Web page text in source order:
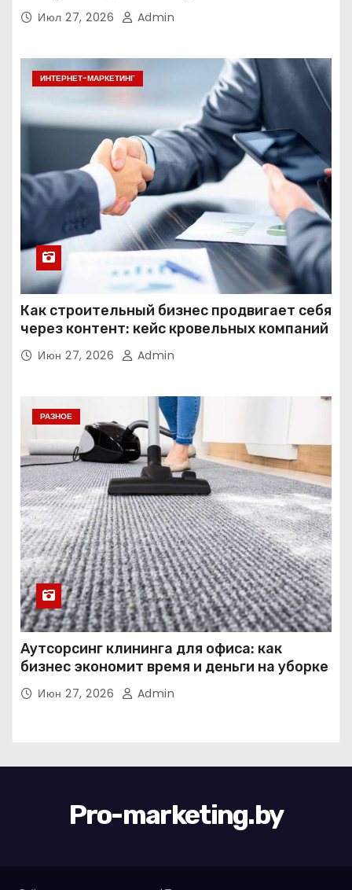
Июл 27, 2026 Admin
ИНТЕРНЕТ-МАРКЕТИНГ
Как строительный бизнес продвигает себя
через контент: кейс кровельных компаний
Июн 27, 2026 Admin
РАЗНОЕ
Аутсорсинг клининга для офиса: как
бизнес экономит время и деньги на уборке
Июн 27, 2026 Admin
Pro-marketing.by